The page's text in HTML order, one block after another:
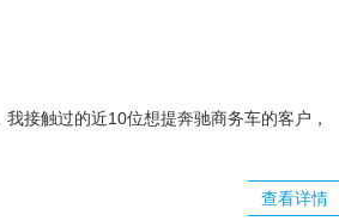
接触过的近10位想提奔驰商务车的客户，
查看详情